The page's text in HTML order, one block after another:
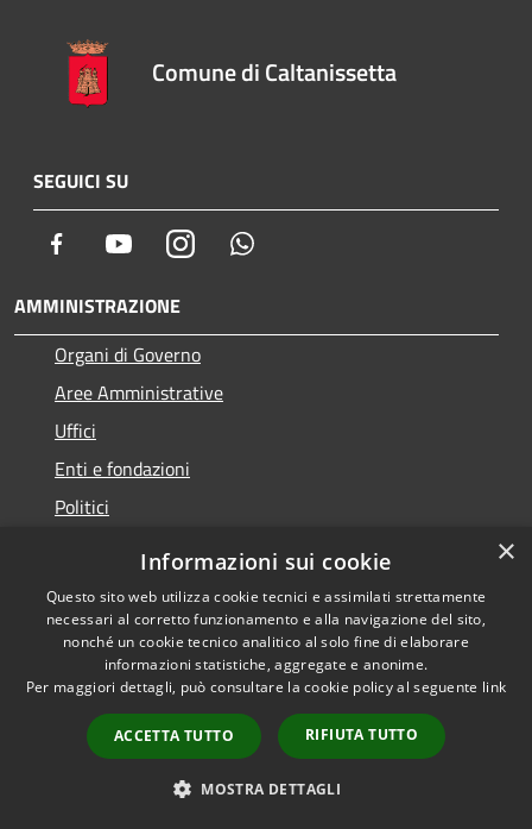
Comune di Caltanissetta
SEGUICI SU
Facebook YoutubeInstagram
AMMINISTRAZIONE
Organi di Governo
Aree Amministrative
Uffici
Enti e fondazioni
Politici
CATEGORIE DI SERVIZIO
Anagrafe e stato civile
Cultura e tempo libero
×
Informazioni sui cookie
Questo sito web utilizza cookie tecnici e assimilati strettamente
necessari al corretto funzionamento e alla navigazione del sito,
nonché un cookie tecnico analitico al solo fine di elaborare
informazioni statistiche, aggregate e anonime.
Per maggiori dettagli, può consultare la cookie policy al seguente link
ACCETTA TUTTO RIFIUTA TUTTO
MOSTRA DETTAGLI